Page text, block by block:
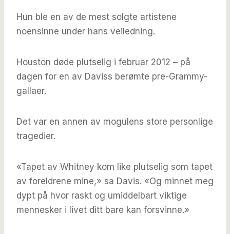
Hun ble en av de mest solgte artistene
noensinne under hans veiledning.
Houston døde plutselig i februar 2012 – på
dagen for en av Daviss berømte pre-Grammy-
gallaer.
Det var en annen av mogulens store personlige
tragedier.
«Tapet av Whitney kom like plutselig som tapet
av foreldrene mine,» sa Davis. «Og minnet meg
dypt på hvor raskt og umiddelbart viktige
mennesker i livet ditt bare kan forsvinne.»